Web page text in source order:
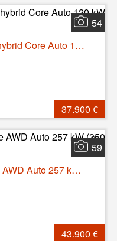
54
Volvo XC40 B3 Gasolina Mild hybrid Core Auto 120 kW (163 CV)
37.900 €
59
Volvo XC60 T6 Recharge Core AWD Auto 257 kW (350 CV)
43.900 €